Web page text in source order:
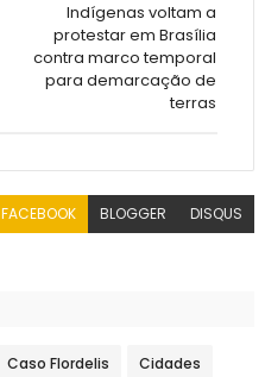
Indígenas voltam a
protestar em Brasília
contra marco temporal
para demarcação de
terras
FACEBOOK BLOGGER DISQUS
Caso Flordelis Cidades